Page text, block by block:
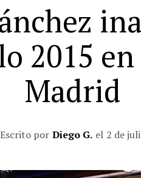
2015
Madrid
Escrito por Diego G. el 2 de